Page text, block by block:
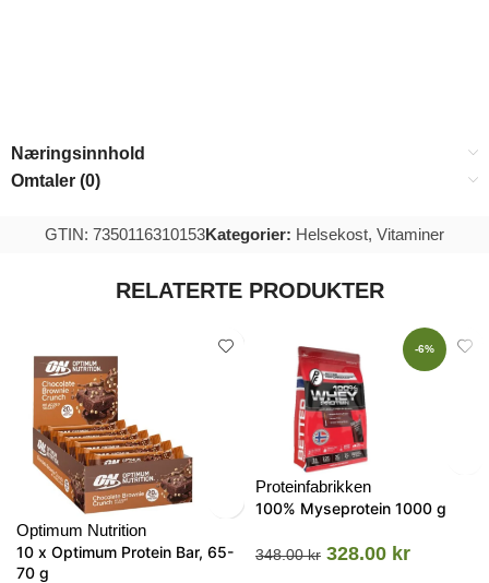
Næringsinnhold
Omtaler (0)
GTIN: 7350116310153Kategorier: Helsekost, Vitaminer
RELATERTE PRODUKTER
Optimum Nutrition
10 x Optimum Protein Bar, 65-
70 g
-6%
Proteinfabrikken
100% Myseprotein 1000 g
348.00kr 328.00 kr